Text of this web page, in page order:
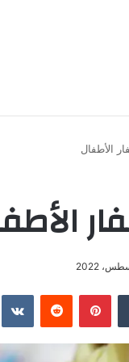
الأطفال
‏Tumblr بينتيريست
‏Reddit
‏VKontakte